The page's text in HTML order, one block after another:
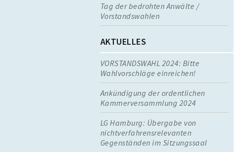
Tag der bedrohten Anwälte /
Vorstandswahlen
AKTUELLES
VORSTANDSWAHL 2024: Bitte
Wahlvorschläge einreichen!
Ankündigung der ordentlichen
Kammerversammlung 2024
LG Hamburg: Übergabe von
nichtverfahrensrelevanten
Gegenständen im Sitzungssaal